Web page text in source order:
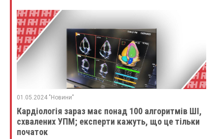
01.05.2024 "Новини"
Кардіологія зараз має понад 100 алгоритмів ШІ,
схвалених УПМ; експерти кажуть, що це тільки
початок